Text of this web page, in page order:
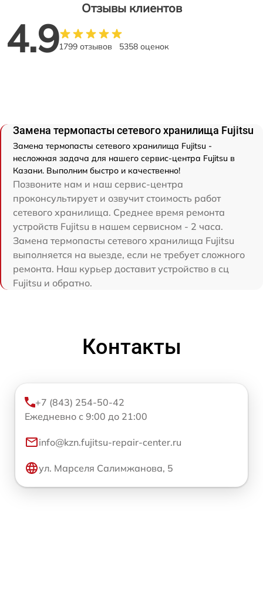
Отзывы клиентов
4.91799 отзывов 5358 оценок
Замена термопасты сетевого хранилища Fujitsu
Замена термопасты сетевого хранилища Fujitsu -
несложная задача для нашего сервис-центра Fujitsu в
Казани. Выполним быстро и качественно!
Позвоните нам и наш сервис-центра
проконсультирует и озвучит стоимость работ
сетевого хранилища. Среднее время ремонта
устройств Fujitsu в нашем сервисном - 2 часа.
Замена термопасты сетевого хранилища Fujitsu
выполняется на выезде, если не требует сложного
ремонта. Наш курьер доставит устройство в сц
Fujitsu и обратно.
Контакты
+7 (843) 254-50-42
Ежедневно с 9:00 до 21:00
info@kzn.fujitsu-repair-center.ru
ул. Марселя Салимжанова, 5